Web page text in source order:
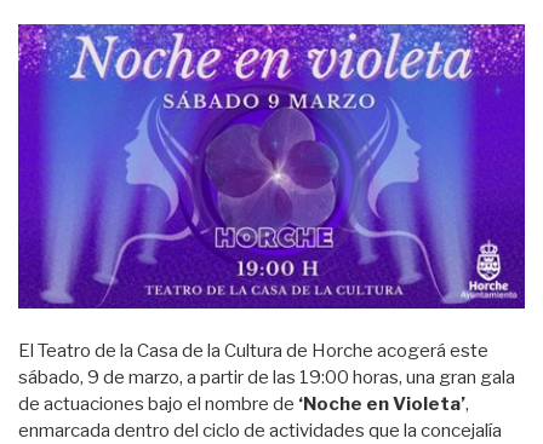
El Teatro de la Casa de la Cultura de Horche acogerá este
sábado, 9 de marzo, a partir de las 19:00 horas, una gran gala
de actuaciones bajo el nombre de ‘Noche en Violeta’,
enmarcada dentro del ciclo de actividades que la concejalía